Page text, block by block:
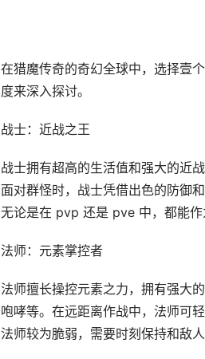
在猎魔传奇的奇幻全球中，选择壹
度来深入探讨。
战士：近战之王
战士拥有超高的生活值和强大的近
面对群怪时，战士凭借出色的防御
无论是在 pvp 还是 pve 中，都能作
法师：元素掌控者
法师擅长操控元素之力，拥有强大
咆哮等。在远距离作战中，法师可
法师较为脆弱，需要时刻保持和敌